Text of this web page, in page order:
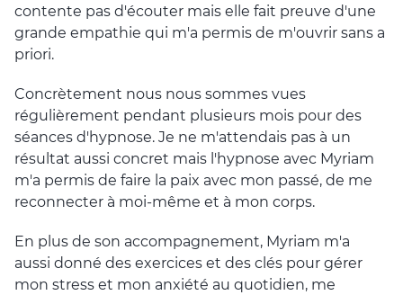
contente pas d'écouter mais elle fait preuve d'une
grande empathie qui m'a permis de m'ouvrir sans a
priori.
Concrètement nous nous sommes vues
régulièrement pendant plusieurs mois pour des
séances d'hypnose. Je ne m'attendais pas à un
résultat aussi concret mais l'hypnose avec Myriam
m'a permis de faire la paix avec mon passé, de me
reconnecter à moi-même et à mon corps.
En plus de son accompagnement, Myriam m'a
aussi donné des exercices et des clés pour gérer
mon stress et mon anxiété au quotidien, me